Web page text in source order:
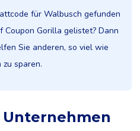
für Walbusch gefunden
Gorilla gelistet? Dann
Sie anderen, so viel wie
zu sparen.